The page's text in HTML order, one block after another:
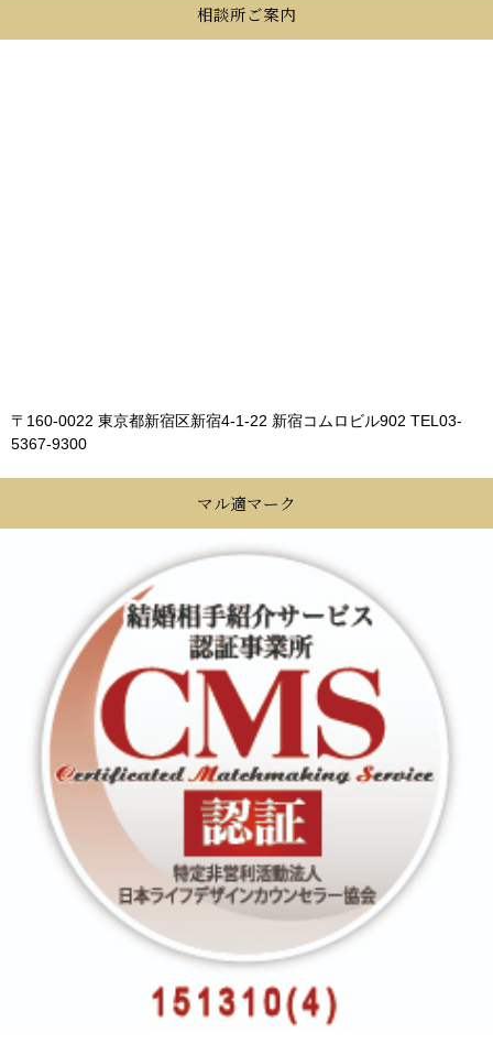
相談所ご案内
〒160-0022 東京都新宿区新宿4-1-22 新宿コムロビル902 TEL03-
5367-9300
マル適マーク